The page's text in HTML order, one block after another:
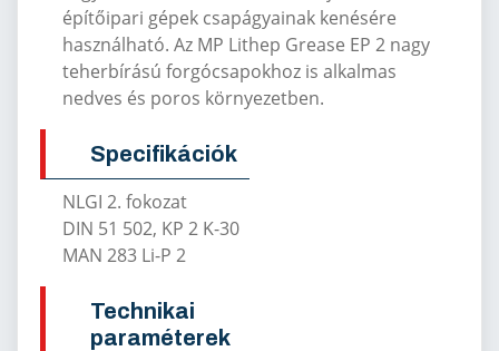
építőipari gépek csapágyainak kenésére
használható. Az MP Lithep Grease EP 2 nagy
teherbírású forgócsapokhoz is alkalmas
nedves és poros környezetben.
Specifikációk
NLGI 2. fokozat
DIN 51 502, KP 2 K-30
MAN 283 Li-P 2
Technikai
paraméterek